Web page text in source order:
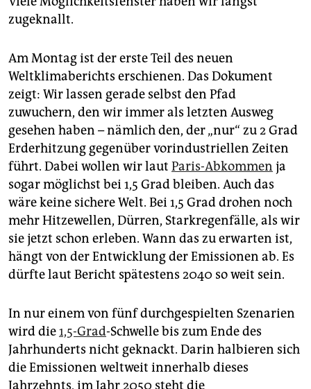
zugeknallt.
Am Montag ist der erste Teil des neuen
Weltklimaberichts erschienen. Das Dokument
zeigt: Wir lassen gerade selbst den Pfad
zuwuchern, den wir immer als letzten Ausweg
gesehen haben – nämlich den, der „nur“ zu 2 Grad
Erderhitzung gegenüber vorindustriellen Zeiten
führt. Dabei wollen wir laut Paris-Abkommen ja
sogar möglichst bei 1,5 Grad bleiben. Auch das
wäre keine sichere Welt. Bei 1,5 Grad drohen noch
mehr Hitzewellen, Dürren, Starkregenfälle, als wir
sie jetzt schon erleben. Wann das zu erwarten ist,
hängt von der Entwicklung der Emissionen ab. Es
dürfte laut Bericht spätestens 2040 so weit sein.
In nur einem von fünf durchgespielten Szenarien
wird die1,5-Grad-Schwelle bis zum Ende des
Jahrhunderts nicht geknackt. Darin halbieren sich
die Emissionen weltweit innerhalb dieses
Jahrzehnts, im Jahr 2050 steht die